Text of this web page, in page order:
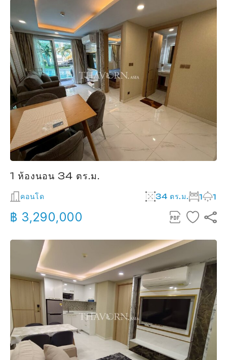
1 ห้องนอน 34 ตร.ม.
คอนโด 34 ตร.ม. 1 1
฿ 3,290,000